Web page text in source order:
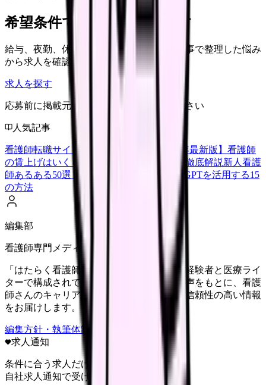
希望条件で看護師求人を探す
給与、夜勤、休み、ブランクなど、この記事で整理した悩み
から求人を確認できます。
求人を探す
応募前に掲載元の最新情報を確認してください
人気記事
看護師転職サイトランキングTOP5【2026年最新版】 看護師
の賃上げはいくら？2026年度の最新情報を徹底解説新人看護
師あるある50選【共感必至】
看護師がChatGPTを活用する15
の方法
編集部
看護師専門メディア
「はたらく看護師さん」編集部は、看護師経験者と医療ライ
ターで構成されています。現場のリアルな声をもとに、看護
師さんのキャリア・転職・働き方に関する信頼性の高い情報
をお届けします。
編集方針・執筆体制・監修体制を見る
求人通知
条件に合う求人だけ
自社求人通知で受け取る